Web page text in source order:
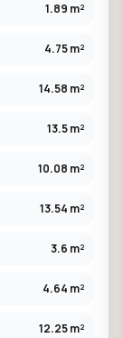
1.89 m²
4.75 m²
14.58 m²
13.5 m²
10.08 m²
13.54 m²
3.6 m²
4.64 m²
12.25 m²